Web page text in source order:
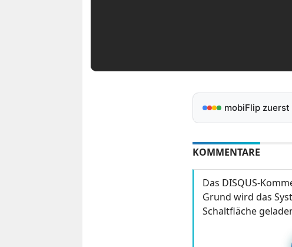
mobiFlip
KOMMENTARE
Das DISQUS-
Grund wird das
Schaltfläche